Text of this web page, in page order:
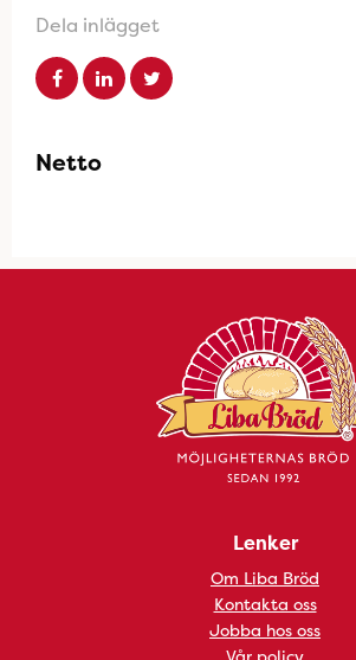
Dela inlägget
Netto
Lenker
Om Liba Bröd
Kontakta oss
Jobba hos oss